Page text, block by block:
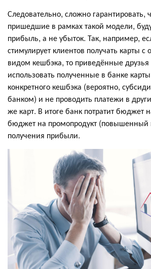
Следовательно, сложно гарантировать,
пришедшие в рамках такой модели,
прибыль, а не убыток. Так, например,
стимулирует клиентов получать карты
видом кешбэка, то приведённые друзья
использовать полученные в банке
конкретного кешбэка (вероятно,
банком) и не проводить платежи в
же карт. В итоге банк потратит бюджет
бюджет на промопродукт (повышенный
получения прибыли.